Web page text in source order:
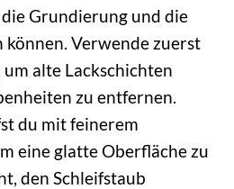
Grundierung und die
Verwende zuerst
alte Lackschichten
zu entfernen.
du mit feinerem
eine glatte Oberfläche zu
den Schleifstaub